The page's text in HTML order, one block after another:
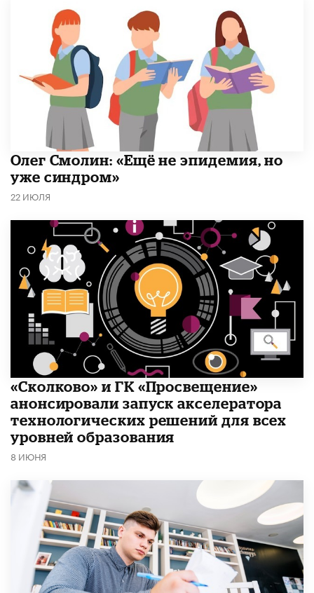
​Олег Смолин: «Ещё не эпидемия, но
уже синдром»
22 ИЮЛЯ
«Сколково» и ГК «Просвещение»
анонсировали запуск акселератора
технологических решений для всех
уровней образования
8 ИЮНЯ